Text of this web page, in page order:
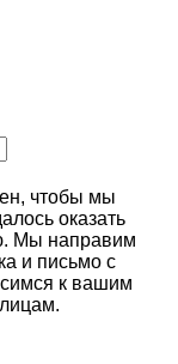
чтобы мы
оказать
Мы направим
и письмо с
к вашим